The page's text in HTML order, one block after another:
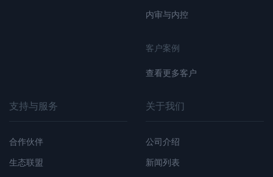
内审与内控
客户案例
查看更多客户
支持与服务
合作伙伴
生态联盟
关于我们
公司介绍
新闻列表